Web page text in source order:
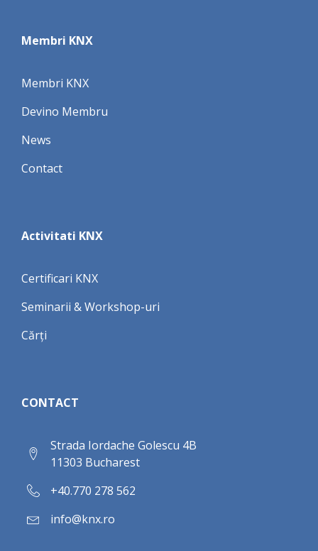
Membri KNX
Membri KNX
Devino Membru
News
Contact
Activitati KNX
Certificari KNX
Seminarii & Workshop-uri
Cărți
CONTACT
Strada Iordache Golescu 4B
11303 Bucharest
+40.770 278 562
info@knx.ro